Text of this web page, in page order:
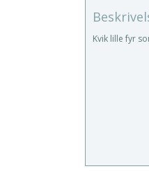
Kvik lille fyr